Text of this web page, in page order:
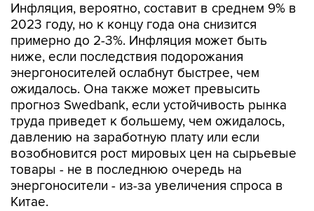
Инфляция, вероятно, составит в среднем 9% в
2023 году, но к концу года она снизится
примерно до 2-3%. Инфляция может быть
ниже, если последствия подорожания
энергоносителей ослабнут быстрее, чем
ожидалось. Она также может превысить
прогноз Swedbank, если устойчивость рынка
труда приведет к большему, чем ожидалось,
давлению на заработную плату или если
возобновится рост мировых цен на сырьевые
товары - не в последнюю очередь на
энергоносители - из-за увеличения спроса в
Китае.